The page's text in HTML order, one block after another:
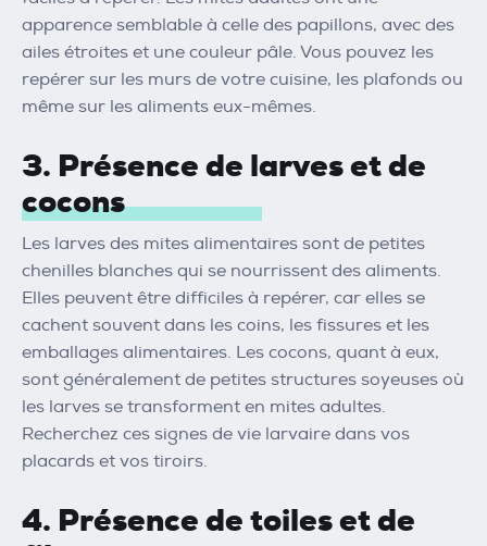
apparence semblable à celle des papillons, avec des
ailes étroites et une couleur pâle. Vous pouvez les
repérer sur les murs de votre cuisine, les plafonds ou
même sur les aliments eux-mêmes.
3. Présence de larves et de
cocons
Les larves des mites alimentaires sont de petites
chenilles blanches qui se nourrissent des aliments.
Elles peuvent être difficiles à repérer, car elles se
cachent souvent dans les coins, les fissures et les
emballages alimentaires. Les cocons, quant à eux,
sont généralement de petites structures soyeuses où
les larves se transforment en mites adultes.
Recherchez ces signes de vie larvaire dans vos
placards et vos tiroirs.
4. Présence de toiles et de